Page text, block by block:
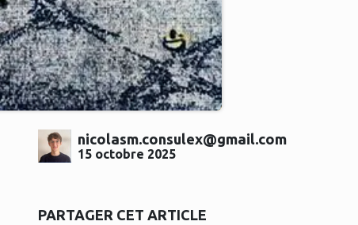
nicolasm.consulex@gmail.com
15 octobre 2025
PARTAGER CET ARTICLE